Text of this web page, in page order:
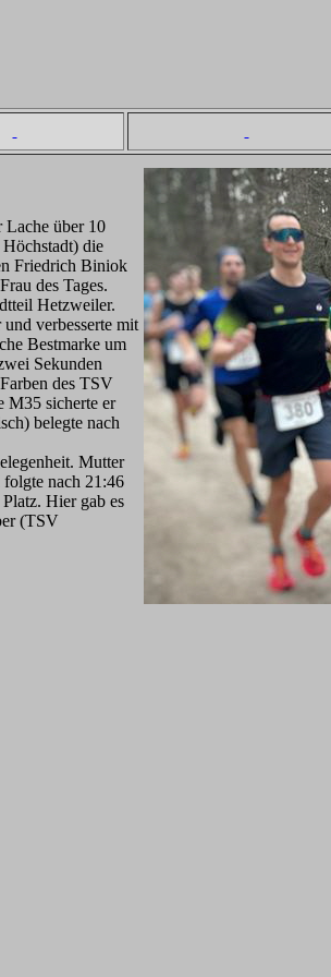
über 10
die
Friedrich Biniok
des Tages.
Hetzweiler.
verbesserte mit
Bestmarke um
Sekunden
des TSV
M35 sicherte er
belegte nach
Mutter
nach 21:46
Hier gab es
(TSV